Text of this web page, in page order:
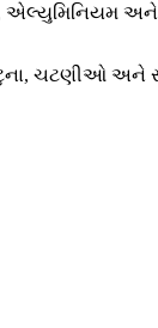
અને
ટુના,